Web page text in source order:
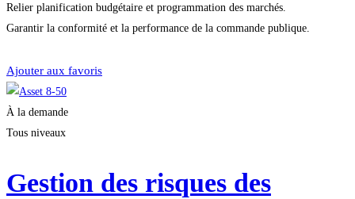
Relier planification budgétaire et programmation des marchés.
Garantir la conformité et la performance de la commande publique.
Ajouter aux favoris
À la demande
Tous niveaux
Gestion des risques des